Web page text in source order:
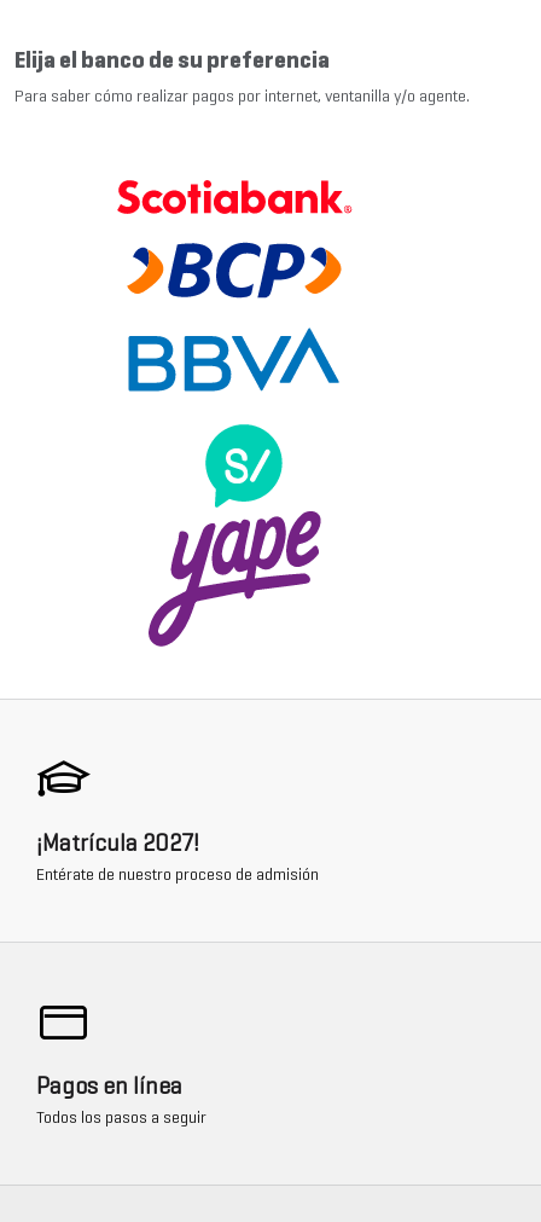
Elija el banco de su preferencia
Para saber cómo realizar pagos por internet, ventanilla y/o agente.
¡Matrícula 2027!
Entérate de nuestro proceso de admisión
Pagos en línea
Todos los pasos a seguir